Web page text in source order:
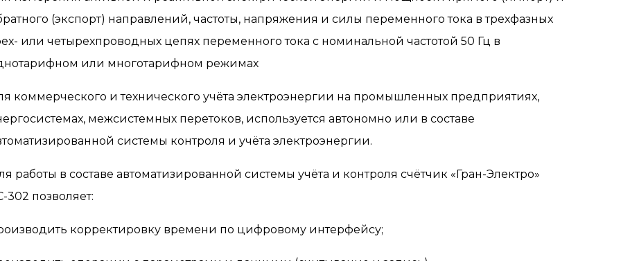
(экспорт) направлений, частоты, напряжения и силы переменного тока в трехфазных
или четырехпроводных цепях переменного тока с номинальной частотой 50 Гц в
или многотарифном режимах
коммерческого и технического учёта электроэнергии на промышленных предприятиях,
межсистемных перетоков, используется автономно или в составе
системы контроля и учёта электроэнергии.
работы в составе автоматизированной системы учёта и контроля счётчик «Гран-Электро»
302 позволяет:
корректировку времени по цифровому интерфейсу;